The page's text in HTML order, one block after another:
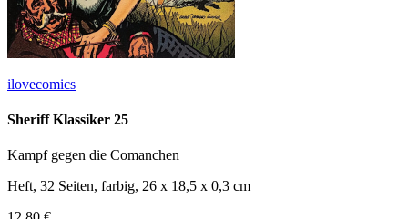
ilovecomics
Sheriff Klassiker 25
Kampf gegen die Comanchen
Heft, 32 Seiten, farbig, 26 x 18,5 x 0,3 cm